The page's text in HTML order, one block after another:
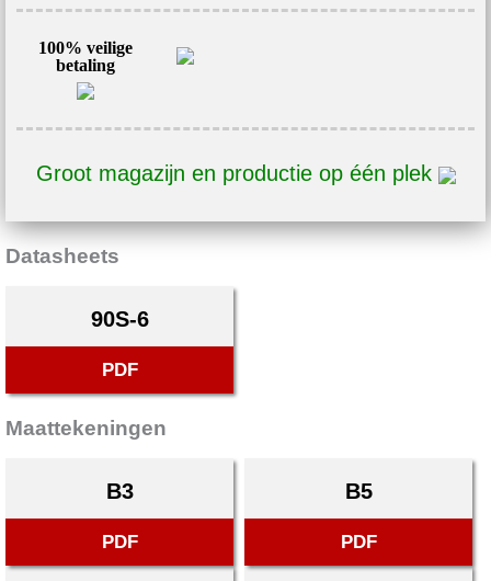
100% veilige
betaling
Groot magazijn en productie op één plek
Datasheets
90S-6
PDF
Maattekeningen
B3
PDF
B5
PDF